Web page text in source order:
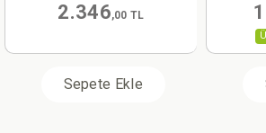
2.346,00 TL
Sepete Ekle